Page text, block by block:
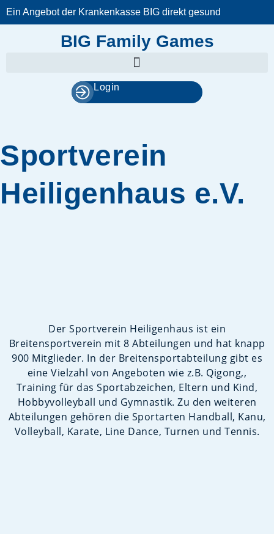
Zum
Inhalt
Ein Angebot der Krankenkasse BIG direkt gesund
BIG Family Games
Login
Sportverein
Heiligenhaus e.V.
Der Sportverein Heiligenhaus ist ein
Breitensportverein mit 8 Abteilungen und hat knapp
900 Mitglieder. In der Breitensportabteilung gibt es
eine Vielzahl von Angeboten wie z.B. Qigong,,
Training für das Sportabzeichen, Eltern und Kind,
Hobbyvolleyball und Gymnastik. Zu den weiteren
Abteilungen gehören die Sportarten Handball, Kanu,
Volleyball, Karate, Line Dance, Turnen und Tennis.